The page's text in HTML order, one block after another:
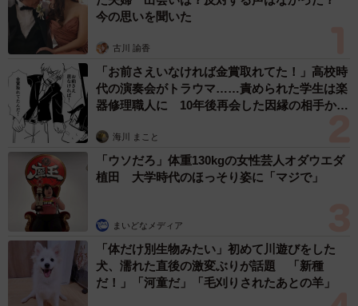
よまわりさん：ポストしてから７分くらいです。
――自身の投稿にコメントしてしまうというやらかしをし
てしまいましたが、その時の心境は？
よまわりさん：普段からこういったことを度々やらかして
てポストしました。今は正直、バズりすぎてあんまり実感
が湧いてないです（笑）。
――投稿を見た方からの反響もすごかったですね！
よまわりさん：引用やリプの反応で多く見かけたのは、｢可
愛い」とか「幸せになった」などの好印象なもので、みん
今の思いを聞いた
古川 諭香
「お前さえいなければ金賞取れてた！」高校時
代の演奏会がトラウマ……責められた学生は楽
器修理職人に 10年後再会した因縁の相手から
海川 まこと
「ウソだろ」体重130kgの女性芸人オダウエダ
植田 大学時代のほっそり姿に「マジで」
まいどなメディア
「体だけ別生物みたい」初めて川遊びをした
犬、濡れた直後の激変ぶりが話題 「新種
だ！」「河童だ」「毛刈りされたあとの羊」